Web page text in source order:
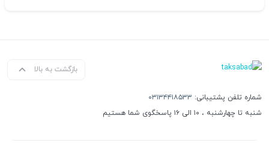
بازگشت به بالا
شماره تلفن پشتیبانی: ۰۳۱۳۴۴۱۸۵۳۳
شنبه تا چهارشنبه ، ۱۰ الی ۱۶ پاسخگوی شما هستیم